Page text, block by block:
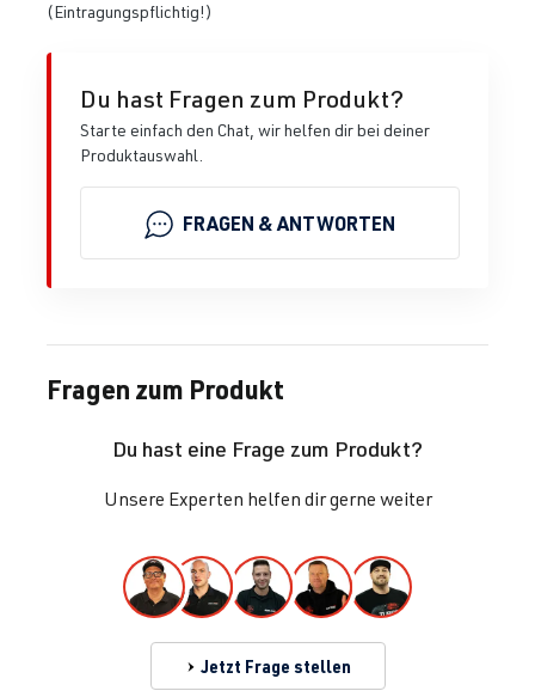
(Eintragungspflichtig!)
Du hast Fragen zum Produkt?
Starte einfach den Chat, wir helfen dir bei deiner
Produktauswahl.
FRAGEN & ANTWORTEN
Fragen zum Produkt
Du hast eine Frage zum Produkt?
Unsere Experten helfen dir gerne weiter
Jetzt Frage stellen